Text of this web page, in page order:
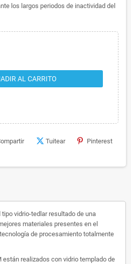
los largos periodos de inactividad del
AL CARRITO
Tuitear Pinterest
vidrio-tedlar resultado de una
materiales presentes en el
de procesamiento totalmente
están realizados con vidrio templado de